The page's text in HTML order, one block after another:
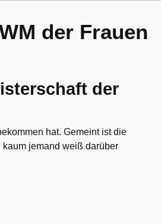
der Frauen
der
hat. Gemeint ist die
jemand weiß darüber